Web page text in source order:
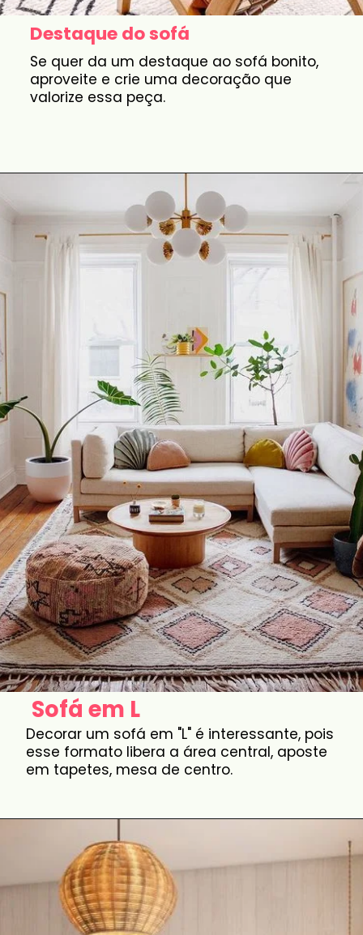
Destaque do sofá
Se quer da um destaque ao sofá bonito,
aproveite e crie uma decoração que
valorize essa peça.
Sofá em L
Decorar um sofá em "L" é interessante, pois
esse formato libera a área central, aposte
em tapetes, mesa de centro.